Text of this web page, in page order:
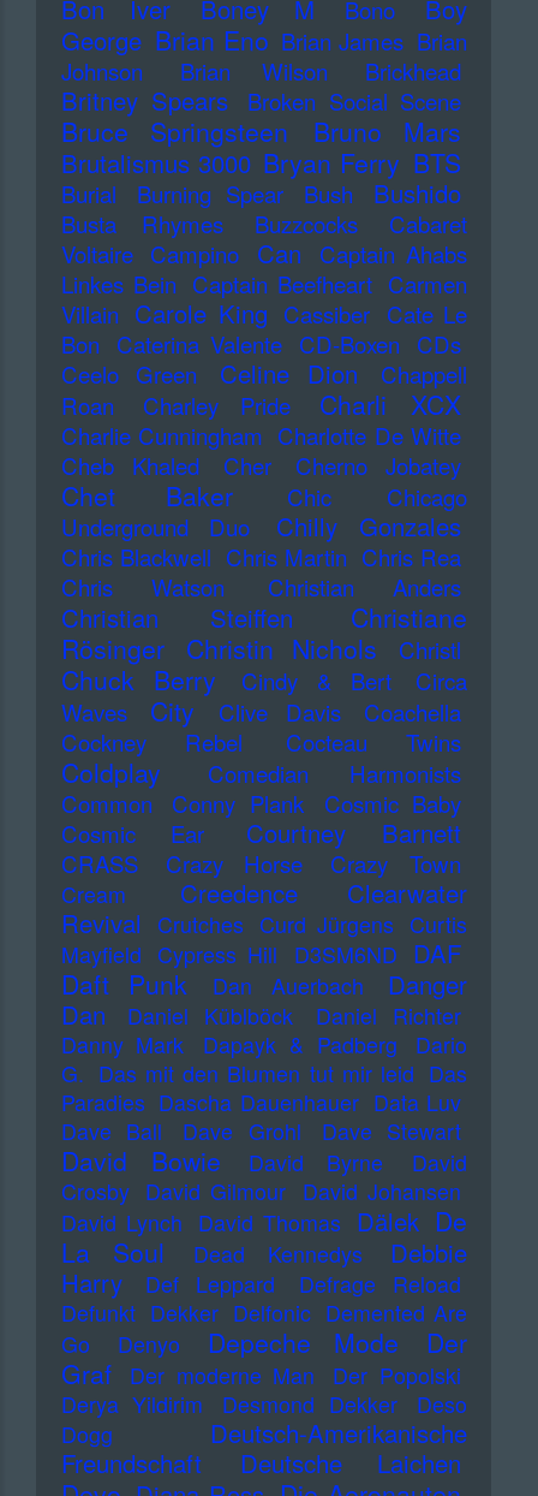
Bon Iver Boney M Bono
Boy
George Brian Eno Brian James Brian
Johnson
Brian Wilson Brickhead
Britney Spears Broken Social Scene
Bruce Springsteen Bruno Mars
Brutalismus 3000 Bryan Ferry BTS
Burial Burning Spear Bush Bushido
Busta Rhymes Buzzcocks
Cabaret
Voltaire Campino Can
Captain Ahabs
Linkes Bein Captain Beefheart Carmen
Villain Carole King Cassiber Cate Le
Bon
Caterina Valente CD-Boxen
CDs
Ceelo Green
Celine Dion
Chappell
Roan
Charley Pride Charli XCX
Charlie Cunningham Charlotte De Witte
Cheb Khaled
Cher Cherno Jobatey
Chet Baker Chic
Chicago
Underground Duo
Chilly Gonzales
Chris Blackwell Chris Martin Chris Rea
Chris Watson
Christian Anders
Christian Steiffen
Christiane
Rösinger
Christin Nichols Christl
Chuck Berry Cindy & Bert
Circa
Waves
City Clive Davis
Coachella
Cockney Rebel
Cocteau Twins
Coldplay
Comedian Harmonists
Common
Conny Plank
Cosmic Baby
Cosmic Ear
Courtney Barnett
CRASS Crazy Horse Crazy Town
Cream
Creedence Clearwater
Revival
Crutches Curd Jürgens Curtis
Mayfield Cypress Hill D3SM6ND DAF
Daft Punk Dan Auerbach
Danger
Dan
Daniel Küblböck
Daniel Richter
Danny Mark
Dapayk & Padberg
Dario
G. Das mit den Blumen tut mir leid Das
Paradies Dascha Dauenhauer Data Luv
Dave Ball
Dave Grohl Dave Stewart
David Bowie David Byrne
David
Crosby David Gilmour David Johansen
David Lynch David Thomas Dälek De
La Soul
Dead Kennedys
Debbie
Harry
Def Leppard
Defrage Reload
Defunkt Dekker Delfonic Demented Are
Go
Denyo Depeche Mode
Der
Graf
Der moderne Man
Der Popolski
Derya Yildirim
Desmond Dekker
Deso
Dogg
Deutsch-Amerikanische
Freundschaft
Deutsche Laichen